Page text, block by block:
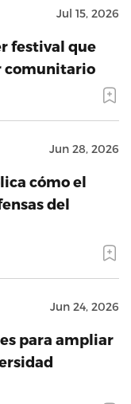
Jul 15, 2026
festival que
comunitario
Jun 28, 2026
cómo el
del
Jun 24, 2026
para ampliar